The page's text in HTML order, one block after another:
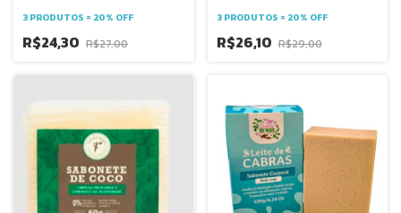
3 PRODUTOS = 20% OFF
R$24,30 R$27,00
3 PRODUTOS = 20% OFF
R$26,10 R$29,00